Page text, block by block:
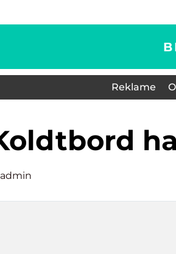
Reklame
koldtbord
admin